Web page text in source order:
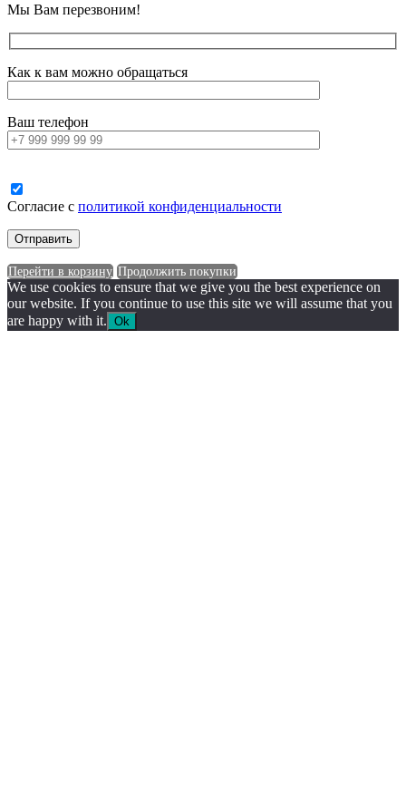
Мы Вам перезвоним!
Как к вам можно обращаться
Ваш телефон
Согласие с политикой конфиденциальности
Перейти в корзину Продолжить покупки
We use cookies to ensure that we give you the best experience on
our website. If you continue to use this site we will assume that you
are happy with it. Ok